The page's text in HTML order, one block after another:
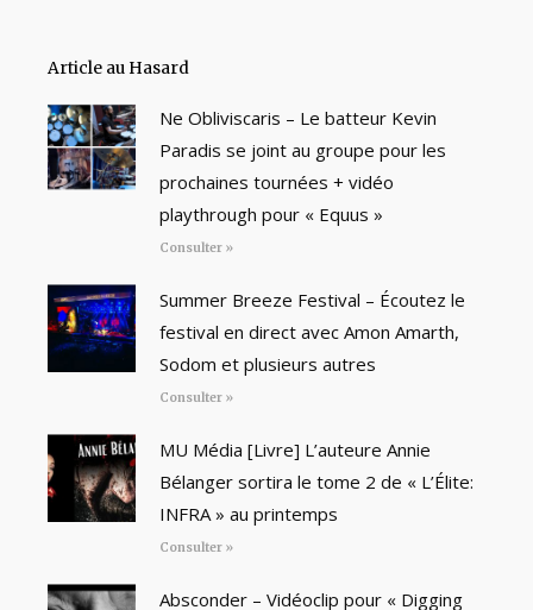
Article au Hasard
Ne Obliviscaris – Le batteur Kevin
Paradis se joint au groupe pour les
prochaines tournées + vidéo
playthrough pour « Equus »
Consulter »
Summer Breeze Festival – Écoutez le
festival en direct avec Amon Amarth,
Sodom et plusieurs autres
Consulter »
MU Média [Livre] L’auteure Annie
Bélanger sortira le tome 2 de « L’Élite:
INFRA » au printemps
Consulter »
Absconder – Vidéoclip pour « Digging